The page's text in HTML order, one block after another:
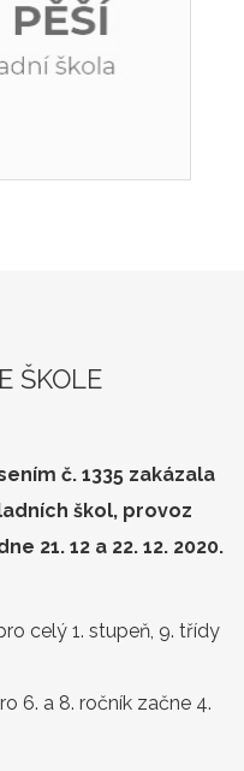
ŠKOLE
č. 1335 zakázala
škol, provoz
21. 12 a 22. 12. 2020.
celý 1. stupeň, 9. třídy
6. a 8. ročník začne 4.